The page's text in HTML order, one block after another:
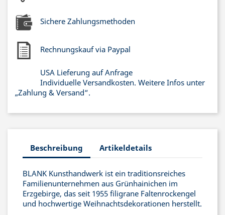
Sichere Zahlungsmethoden
Rechnungskauf via Paypal
USA Lieferung auf Anfrage
Individuelle Versandkosten. Weitere Infos unter
„Zahlung & Versand“.
Beschreibung Artikeldetails
BLANK Kunsthandwerk ist ein traditionsreiches
Familienunternehmen aus Grünhainichen im
Erzgebirge, das seit 1955 filigrane Faltenrockengel
und hochwertige Weihnachtsdekorationen herstellt.